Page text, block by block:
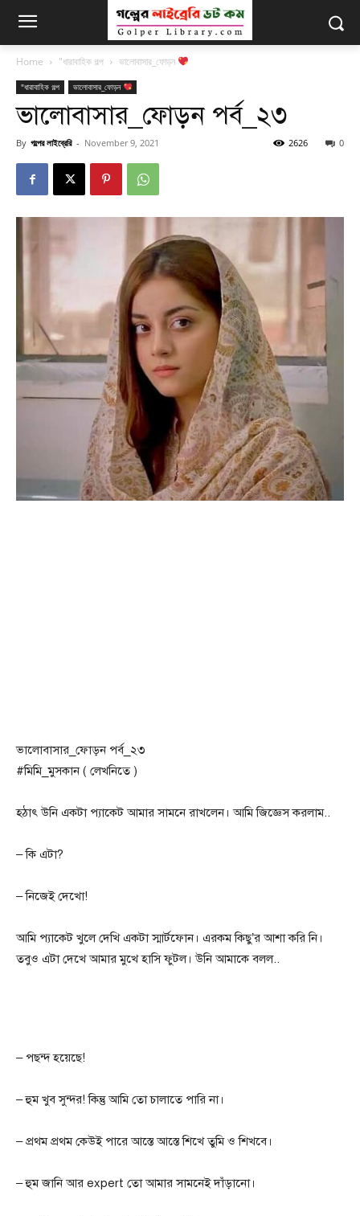
Home "ধারাবাহিক গল্প ভালোবাসার_ফোড়ন
"ধারাবাহিক গল্প ভালোবাসার_ফোড়ন
ভালোবাসার_ফোড়ন পর্ব_২৩
By গল্পের লাইব্রেরি - November 9, 2021 0
2626
ভালোবাসার_ফোড়ন পর্ব_২৩
#মিমি_মুসকান ( লেখনিতে )
হঠাৎ উনি একটা প্যাকেট আমার সামনে রাখলেন। আমি জিজ্ঞেস করলাম..
– কি এটা?
– নিজেই দেখো!
আমি প্যাকেট খুলে দেখি একটা স্মার্টফোন। এরকম কিছু’র আশা করি নি।
তবুও এটা দেখে আমার মুখে হাসি ফুটল। উনি আমাকে বলল..
– পছন্দ হয়েছে!
– হুম খুব সুন্দর! কিন্তু আমি তো চালাতে পারি না।
– প্রথম প্রথম কেউই পারে আস্তে আস্তে শিখে তুমি ও শিখবে।
– হুম জানি আর expert তো আমার সামনেই দাঁড়ানো।